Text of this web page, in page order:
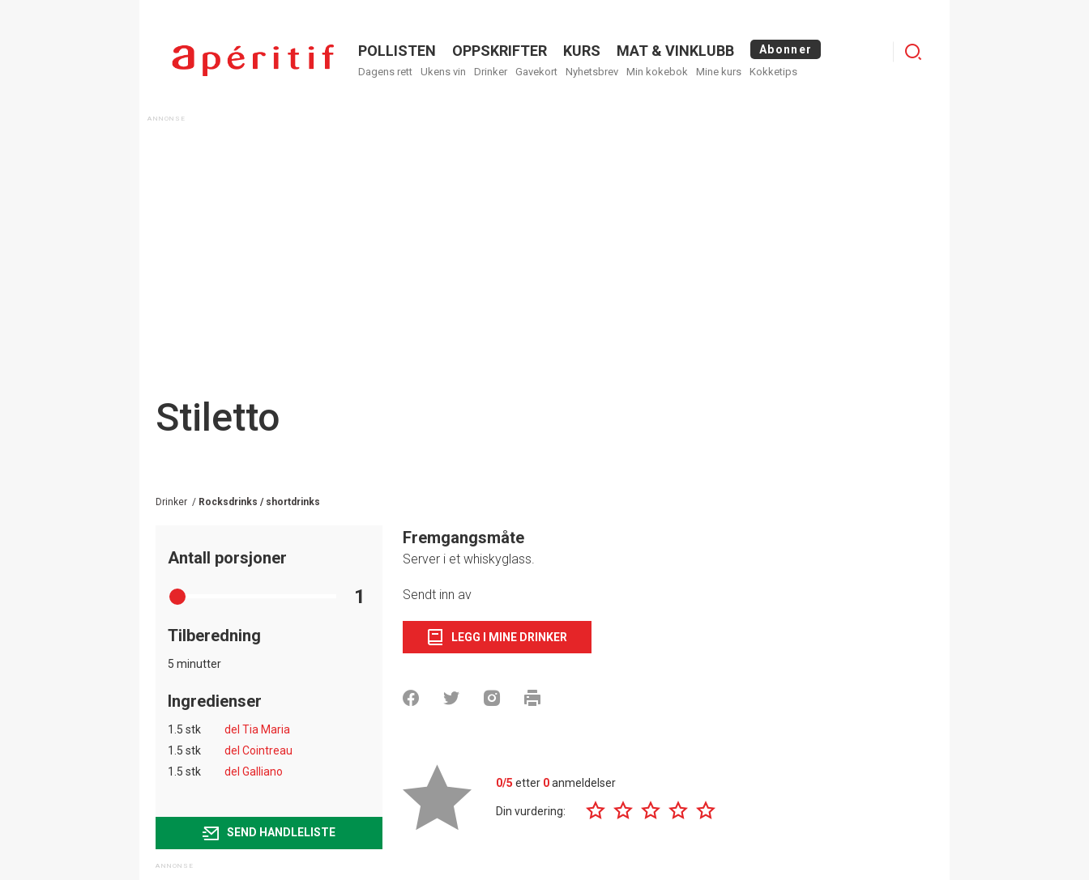
Menu
POLLISTEN OPPSKRIFTER KURS MAT & VINKLUBB Abonner
Dagens rett Ukens vin Drinker Gavekort Nyhetsbrev Min kokebok Mine kurs Kokketips
Logg
Stiletto
Drinker / Rocksdrinks / shortdrinks
Antall porsjoner
1
Tilberedning
5 minutter
Ingredienser
1.5 stk
del Tia Maria
1.5 stk
del Cointreau
1.5 stk
del Galliano
SEND HANDLELISTE
Fremgangsmåte
Server i et whiskyglass.
Sendt inn av
LEGG I MINE DRINKER
0/5 etter 0anmeldelser
Din vurdering: